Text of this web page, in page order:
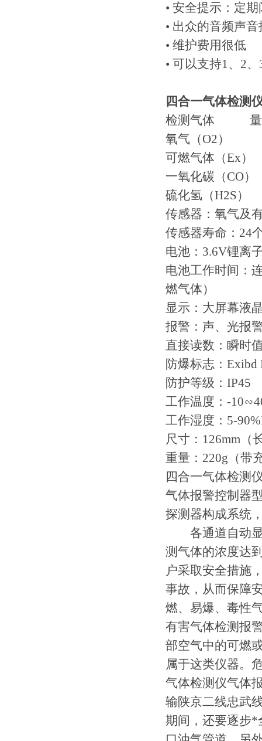
• 安全提示：定
• 出众的音频声
• 维护费用很低
• 可以支持1、2
四合一气体检测
检测气体
氧气（O2）
可燃气体（Ex
一氧化碳（
硫化氢（H2S
传感器：氧气及
传感器寿命：24
电池：3.6V锂离
电池工作时间：
燃气体）
显示：大屏幕液
报警：声、光报
直接读数：瞬时
防爆标志：Exibd
防护等级：IP45
工作温度：-
工作湿度：5-
尺寸：126mm（
重量：220g（带
四合一气体检测
气体报警控制器
探测器构成系统
各通道自动显
测气体的浓度达
户采取安全措施
事故，从而保障
燃、易爆、毒性
有害气体检测报
部空气中的可燃
属于这类仪器。
气体检测仪气体
输陕京二线忠武
期间，还要逐步*